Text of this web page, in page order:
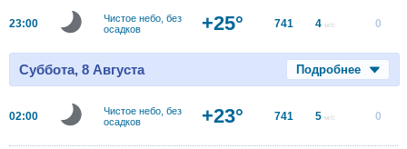
23:00
Чистое небо, без
осадков
+25° 741 4 м/с 0
Суббота, 8 Августа Подробнее
02:00
Чистое небо, без
осадков
+23° 741 5 м/с 0